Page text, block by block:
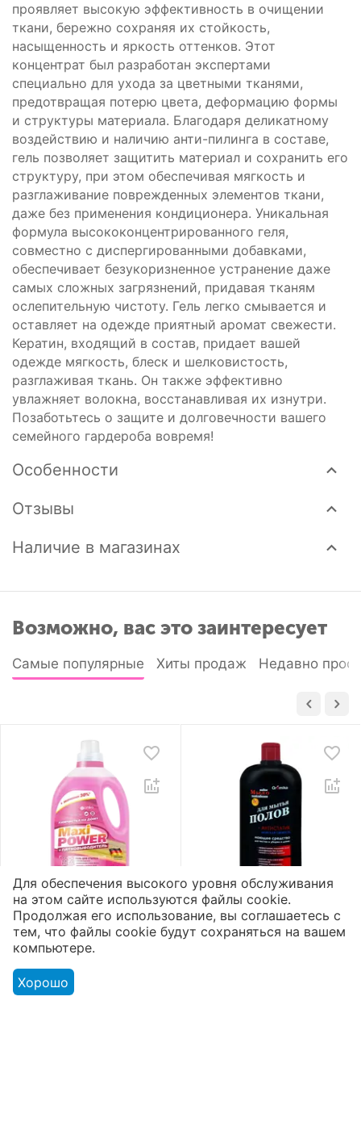
проявляет высокую эффективность в очищении
ткани, бережно сохраняя их стойкость,
насыщенность и яркость оттенков. Этот
концентрат был разработан экспертами
специально для ухода за цветными тканями,
предотвращая потерю цвета, деформацию формы
и структуры материала. Благодаря деликатному
воздействию и наличию анти-пилинга в составе,
гель позволяет защитить материал и сохранить его
структуру, при этом обеспечивая мягкость и
разглаживание поврежденных элементов ткани,
даже без применения кондиционера. Уникальная
формула высококонцентрированного геля,
совместно с диспергированными добавками,
обеспечивает безукоризненное устранение даже
самых сложных загрязнений, придавая тканям
ослепительную чистоту. Гель легко смывается и
оставляет на одежде приятный аромат свежести.
Кератин, входящий в состав, придает вашей
одежде мягкость, блеск и шелковистость,
разглаживая ткань. Он также эффективно
увлажняет волокна, восстанавливая их изнутри.
Позаботьтесь о защите и долговечности вашего
семейного гардероба вовремя!
Особенности
Отзывы
Наличие в магазинах
Возможно, вас это заинтересует
Самые популярные Хиты продаж Недавно
Гель для стирки «Maxi
Power»
Пятновыводитель
3300 мл
5 2
Доступно:
5012₸
Жидкое мыло для
полов «Aromika» 72%
Морская свежесть
Для обеспечения высокого уровня обслуживания
на этом сайте используются файлы cookie.
Продолжая его использование, вы соглашаетесь с
тем, что файлы cookie будут сохраняться на вашем
компьютере.
Хорошо